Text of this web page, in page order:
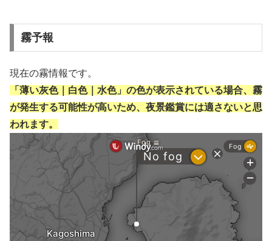
霧予報
現在の霧情報です。
「薄い灰色｜白色｜水色」の色が表示されている場合、霧
が発生する可能性が高いため、夜景鑑賞には適さないと思
われます。